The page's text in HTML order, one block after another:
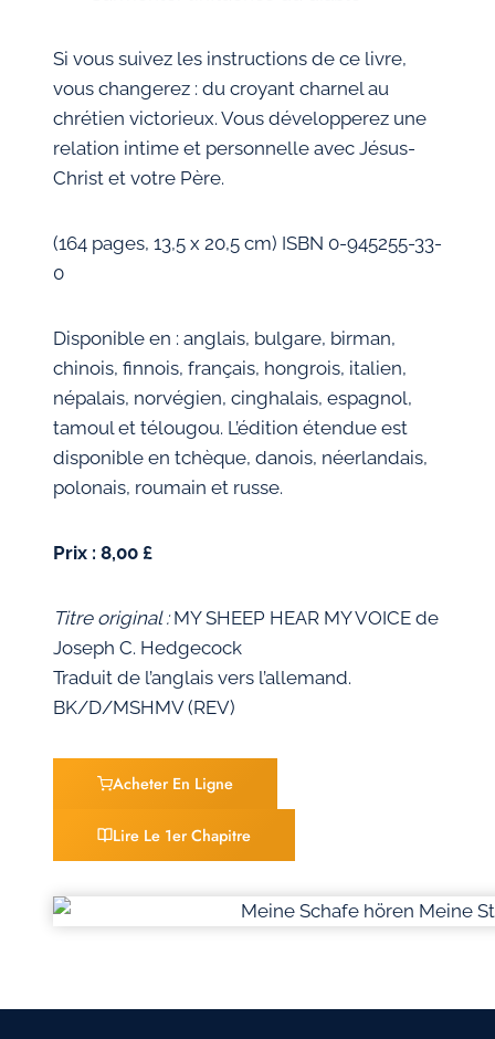
Si vous suivez les instructions de ce livre,
vous changerez : du croyant charnel au
chrétien victorieux. Vous développerez une
relation intime et personnelle avec Jésus-
Christ et votre Père.
(164 pages, 13,5 x 20,5 cm) ISBN 0-945255-33-
0
Disponible en : anglais, bulgare, birman,
chinois, finnois, français, hongrois, italien,
népalais, norvégien, cinghalais, espagnol,
tamoul et télougou. L’édition étendue est
disponible en tchèque, danois, néerlandais,
polonais, roumain et russe.
Prix : 8,00 £
Titre original :MY SHEEP HEAR MY VOICE de
Joseph C. Hedgecock
Traduit de l’anglais vers l’allemand.
BK/D/MSHMV (REV)
Acheter En Ligne
Lire Le 1er Chapitre